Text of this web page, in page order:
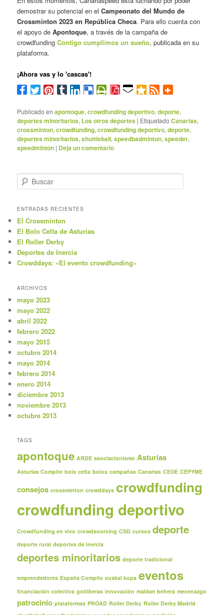
demostrar su potencial en elCampeonato del Mundo de
Crossminton 2023 en República Checa. Para ello cuenta con
el apoyo deApontoque, a través de la campaña de
crowdfundingContigo cumplimos un sueño, publicada en su
plataforma.
¡Ahora vas y lo 'cascas'!
Publicado en apontoque,crowdfunding deportivo,deporte,
deportes minoritarios, Los otros deportes | Etiquetado Canarias,
crossminton,crowdfunding,crowdfunding deportivo,deporte,
deportes minoritarios,shuttleball,speedbadminton,speeder,
speedminton | Deja un comentario
u
c
r
ENTRADAS RECIENTES
El Crossminton
El Bolo Celta de Asturias
El Roller Derby
Deportes de Inercia
Crowddays: «El evento crowdfunding»
ARCHIVOS
mayo 2023
mayo 2022
abril 2022
febrero 2022
mayo 2015
octubre 2014
mayo 2014
febrero 2014
enero 2014
diciembre 2013
noviembre 2013
octubre 2013
TAGS
apontoque ARDE asociacionismo Asturias
Asturias Compite bolo celta bolos campañas Canarias CEOE CEPYME
consejos crossminton crowddays crowdfunding
crowdfunding deportivo
Crowdfunding en vivo crowdsourcing CSD cursos deporte
deporte rural deportes de inercia
deportes minoritarios deporte tradicional
emprendedores España Compite euskal kopa eventos
financiación colectiva goitiberas innovación maldan behera mecenazgo
patrocinio plataformas PROAD Roller Derby Roller Derby Madrid